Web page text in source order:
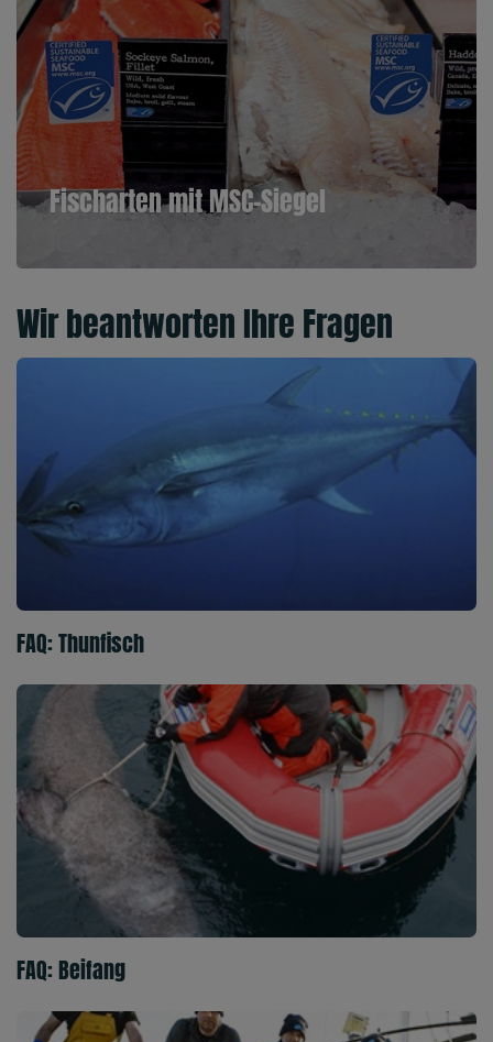
Fischarten mit MSC-Siegel
Wir beantworten Ihre Fragen
FAQ: Thunfisch
FAQ: Beifang